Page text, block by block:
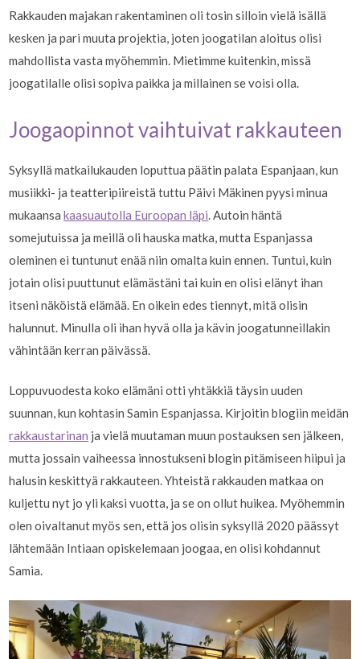
Rakkauden majakan rakentaminen oli tosin silloin vielä isällä
kesken ja pari muuta projektia, joten joogatilan aloitus olisi
mahdollista vasta myöhemmin. Mietimme kuitenkin, missä
joogatilalle olisi sopiva paikka ja millainen se voisi olla.
Joogaopinnot vaihtuivat rakkauteen
Syksyllä matkailukauden loputtua päätin palata Espanjaan, kun
musiikki- ja teatteripiireistä tuttu Päivi Mäkinen pyysi minua
mukaansakaasuautolla Euroopan läpi. Autoin häntä
somejutuissa ja meillä oli hauska matka, mutta Espanjassa
oleminen ei tuntunut enää niin omalta kuin ennen. Tuntui, kuin
jotain olisi puuttunut elämästäni tai kuin en olisi elänyt ihan
itseni näköistä elämää. En oikein edes tiennyt, mitä olisin
halunnut. Minulla oli ihan hyvä olla ja kävin joogatunneillakin
vähintään kerran päivässä.
Loppuvuodesta koko elämäni otti yhtäkkiä täysin uuden
suunnan, kun kohtasin Samin Espanjassa. Kirjoitin blogiin meidän
rakkaustarinan ja vielä muutaman muun postauksen sen jälkeen,
mutta jossain vaiheessa innostukseni blogin pitämiseen hiipui ja
halusin keskittyä rakkauteen. Yhteistä rakkauden matkaa on
kuljettu nyt jo yli kaksi vuotta, ja se on ollut huikea. Myöhemmin
olen oivaltanut myös sen, että jos olisin syksyllä 2020 päässyt
lähtemään Intiaan opiskelemaan joogaa, en olisi kohdannut
Samia.